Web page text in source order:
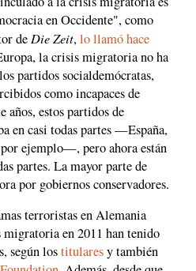
en Occidente", como
de Die Zeit,lo llamó hace
la crisis migratoria no ha
partidos socialdemócratas,
como incapaces de
estos partidos de
en casi todas partes —España,
ejemplo—, pero ahora están
partes. La mayor parte de
por gobiernos conservadores.
terroristas en Alemania
en 2011 han tenido
según lostitularesy también